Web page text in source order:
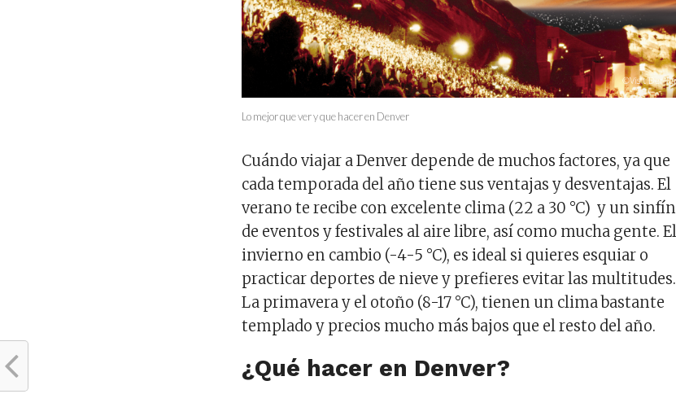
Lo mejor que ver y que hacer en Denver
Cuándo viajar a Denver depende de muchos factores, ya que
cada temporada del año tiene sus ventajas y desventajas. El
verano te recibe con excelente clima (22 a 30 °C) y un sinfín
de eventos y festivales al aire libre, así como mucha gente. El
invierno en cambio (-4-5 °C), es ideal si quieres esquiar o
practicar deportes de nieve y prefieres evitar las multitudes.
La primavera y el otoño (8-17 °C), tienen un clima bastante
templado y precios mucho más bajos que el resto del año.
¿Qué hacer en Denver?